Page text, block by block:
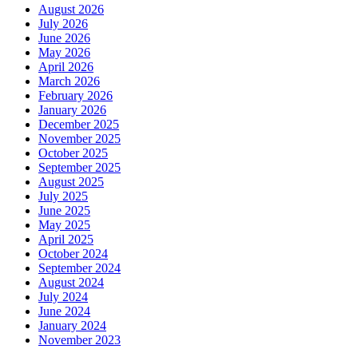
August 2026
July 2026
June 2026
May 2026
April 2026
March 2026
February 2026
January 2026
December 2025
November 2025
October 2025
September 2025
August 2025
July 2025
June 2025
May 2025
April 2025
October 2024
September 2024
August 2024
July 2024
June 2024
January 2024
November 2023